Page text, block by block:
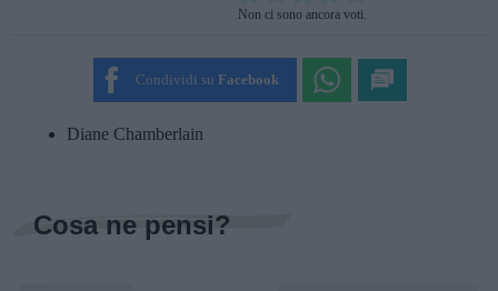
SUBMIT RATING
Non ci sono ancora voti.
Condividi su Facebook
Diane Chamberlain
Cosa ne pensi?